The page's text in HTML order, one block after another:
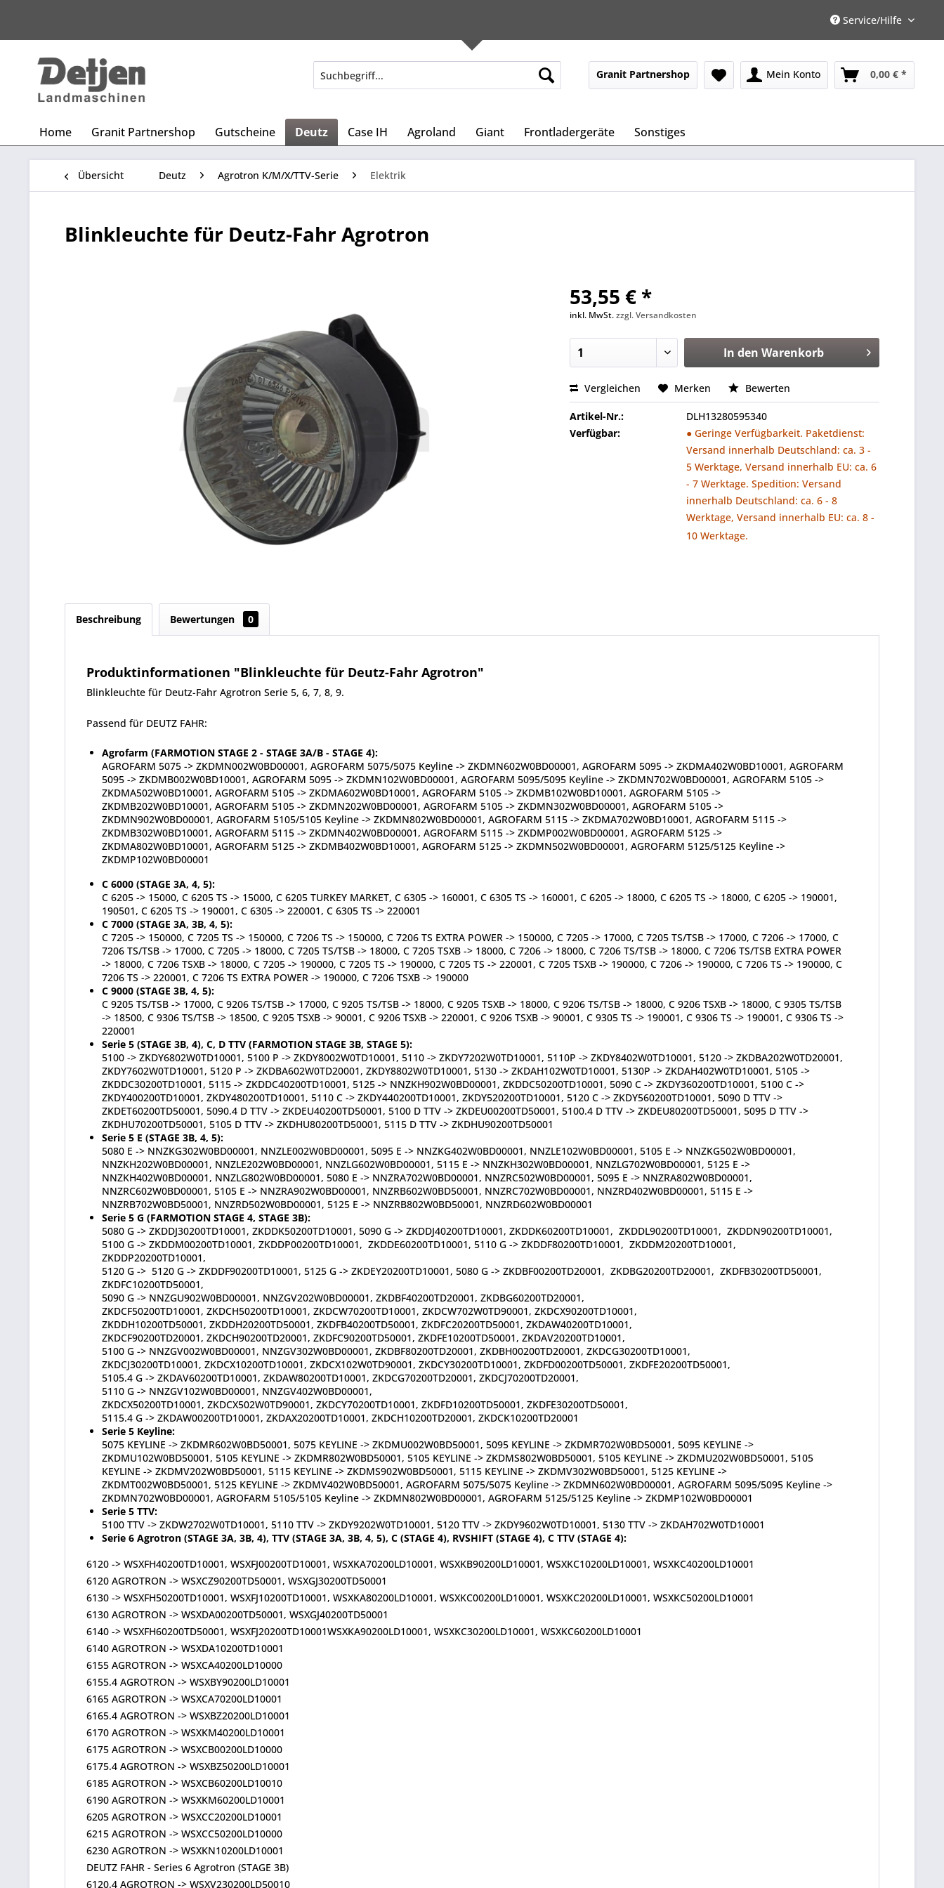
Service/Hilfe
Granit Partnershop Mein Konto 0,00 € *
Home Granit Partnershop Gutscheine Deutz Case IH Agroland Giant Frontladergeräte Sonstiges
Übersicht Deutz Agrotron K/M/X/TTV-Serie Elektrik
Blinkleuchte für Deutz-Fahr Agrotron
53,55 € *
inkl. MwSt.zzgl. Versandkosten
In den Warenkorb
Vergleichen Merken Bewerten
Artikel-Nr.:
DLH13280595340
Verfügbar:
● Geringe Verfügbarkeit. Paketdienst:
Versand innerhalb Deutschland: ca. 3 -
5 Werktage, Versand innerhalb EU: ca. 6
- 7 Werktage. Spedition: Versand
innerhalb Deutschland: ca. 6 - 8
Werktage, Versand innerhalb EU: ca. 8 -
10 Werktage.
Beschreibung Bewertungen 0
Produktinformationen "Blinkleuchte für Deutz-Fahr Agrotron"
Blinkleuchte für Deutz-Fahr Agrotron Serie 5, 6, 7, 8, 9.
Passend für DEUTZ FAHR:
Agrofarm (FARMOTION STAGE 2 - STAGE 3A/B - STAGE 4):
AGROFARM 5075 -> ZKDMN002W0BD00001, AGROFARM 5075/5075 Keyline -> ZKDMN602W0BD00001, AGROFARM 5095 -> ZKDMA402W0BD10001, AGROFARM
5095 -> ZKDMB002W0BD10001, AGROFARM 5095 -> ZKDMN102W0BD00001, AGROFARM 5095/5095 Keyline -> ZKDMN702W0BD00001, AGROFARM 5105 ->
ZKDMA502W0BD10001, AGROFARM 5105 -> ZKDMA602W0BD10001, AGROFARM 5105 -> ZKDMB102W0BD10001, AGROFARM 5105 ->
ZKDMB202W0BD10001, AGROFARM 5105 -> ZKDMN202W0BD00001, AGROFARM 5105 -> ZKDMN302W0BD00001, AGROFARM 5105 ->
ZKDMN902W0BD00001, AGROFARM 5105/5105 Keyline -> ZKDMN802W0BD00001, AGROFARM 5115 -> ZKDMA702W0BD10001, AGROFARM 5115 ->
ZKDMB302W0BD10001, AGROFARM 5115 -> ZKDMN402W0BD00001, AGROFARM 5115 -> ZKDMP002W0BD00001, AGROFARM 5125 ->
ZKDMA802W0BD10001, AGROFARM 5125 -> ZKDMB402W0BD10001, AGROFARM 5125 -> ZKDMN502W0BD00001, AGROFARM 5125/5125 Keyline ->
ZKDMP102W0BD00001
C 6000 (STAGE 3A, 4, 5):
C 6205 -> 15000, C 6205 TS -> 15000, C 6205 TURKEY MARKET, C 6305 -> 160001, C 6305 TS -> 160001, C 6205 -> 18000, C 6205 TS -> 18000, C 6205 -> 190001,
190501, C 6205 TS -> 190001, C 6305 -> 220001, C 6305 TS -> 220001
C 7000 (STAGE 3A, 3B, 4, 5):
C 7205 -> 150000, C 7205 TS -> 150000, C 7206 TS -> 150000, C 7206 TS EXTRA POWER -> 150000, C 7205 -> 17000, C 7205 TS/TSB -> 17000, C 7206 -> 17000, C
7206 TS/TSB -> 17000, C 7205 -> 18000, C 7205 TS/TSB -> 18000, C 7205 TSXB -> 18000, C 7206 -> 18000, C 7206 TS/TSB -> 18000, C 7206 TS/TSB EXTRA POWER
-> 18000, C 7206 TSXB -> 18000, C 7205 -> 190000, C 7205 TS -> 190000, C 7205 TS -> 220001, C 7205 TSXB -> 190000, C 7206 -> 190000, C 7206 TS -> 190000, C
7206 TS -> 220001, C 7206 TS EXTRA POWER -> 190000, C 7206 TSXB -> 190000
C 9000 (STAGE 3B, 4, 5):
C 9205 TS/TSB -> 17000, C 9206 TS/TSB -> 17000, C 9205 TS/TSB -> 18000, C 9205 TSXB -> 18000, C 9206 TS/TSB -> 18000, C 9206 TSXB -> 18000, C 9305 TS/TSB
-> 18500, C 9306 TS/TSB -> 18500, C 9205 TSXB -> 90001, C 9206 TSXB -> 220001, C 9206 TSXB -> 90001, C 9305 TS -> 190001, C 9306 TS -> 190001, C 9306 TS ->
220001
Serie 5 (STAGE 3B, 4), C, D TTV (FARMOTION STAGE 3B, STAGE 5):
5100 -> ZKDY6802W0TD10001, 5100 P -> ZKDY8002W0TD10001, 5110 -> ZKDY7202W0TD10001, 5110P -> ZKDY8402W0TD10001, 5120 -> ZKDBA202W0TD20001,
ZKDY7602W0TD10001, 5120 P -> ZKDBA602W0TD20001, ZKDY8802W0TD10001, 5130 -> ZKDAH102W0TD10001, 5130P -> ZKDAH402W0TD10001, 5105 ->
ZKDDC30200TD10001, 5115 -> ZKDDC40200TD10001, 5125 -> NNZKH902W0BD00001, ZKDDC50200TD10001, 5090 C -> ZKDY360200TD10001, 5100 C ->
ZKDY400200TD10001, ZKDY480200TD10001, 5110 C -> ZKDY440200TD10001, ZKDY520200TD10001, 5120 C -> ZKDY560200TD10001, 5090 D TTV ->
ZKDET60200TD50001, 5090.4 D TTV -> ZKDEU40200TD50001, 5100 D TTV -> ZKDEU00200TD50001, 5100.4 D TTV -> ZKDEU80200TD50001, 5095 D TTV ->
ZKDHU70200TD50001, 5105 D TTV -> ZKDHU80200TD50001, 5115 D TTV -> ZKDHU90200TD50001
Serie 5 E (STAGE 3B, 4, 5):
5080 E -> NNZKG302W0BD00001, NNZLE002W0BD00001, 5095 E -> NNZKG402W0BD00001, NNZLE102W0BD00001, 5105 E -> NNZKG502W0BD00001,
NNZKH202W0BD00001, NNZLE202W0BD00001, NNZLG602W0BD00001, 5115 E -> NNZKH302W0BD00001, NNZLG702W0BD00001, 5125 E ->
NNZKH402W0BD00001, NNZLG802W0BD00001, 5080 E -> NNZRA702W0BD00001, NNZRC502W0BD00001, 5095 E -> NNZRA802W0BD00001,
NNZRC602W0BD00001, 5105 E -> NNZRA902W0BD00001, NNZRB602W0BD50001, NNZRC702W0BD00001, NNZRD402W0BD00001, 5115 E ->
NNZRB702W0BD50001, NNZRD502W0BD00001, 5125 E -> NNZRB802W0BD50001, NNZRD602W0BD00001
Serie 5 G (FARMOTION STAGE 4, STAGE 3B):
5080 G -> ZKDDJ30200TD10001, ZKDDK50200TD10001, 5090 G -> ZKDDJ40200TD10001, ZKDDK60200TD10001, ZKDDL90200TD10001, ZKDDN90200TD10001,
5100 G -> ZKDDM00200TD10001, ZKDDP00200TD10001, ZKDDE60200TD10001, 5110 G -> ZKDDF80200TD10001, ZKDDM20200TD10001,
ZKDDP20200TD10001,
5120 G -> 5120 G -> ZKDDF90200TD10001, 5125 G -> ZKDEY20200TD10001, 5080 G -> ZKDBF00200TD20001, ZKDBG20200TD20001, ZKDFB30200TD50001,
ZKDFC10200TD50001,
5090 G -> NNZGU902W0BD00001, NNZGV202W0BD00001, ZKDBF40200TD20001, ZKDBG60200TD20001,
ZKDCF50200TD10001, ZKDCH50200TD10001, ZKDCW70200TD10001, ZKDCW702W0TD90001, ZKDCX90200TD10001,
ZKDDH10200TD50001, ZKDDH20200TD50001, ZKDFB40200TD50001, ZKDFC20200TD50001, ZKDAW40200TD10001,
ZKDCF90200TD20001, ZKDCH90200TD20001, ZKDFC90200TD50001, ZKDFE10200TD50001, ZKDAV20200TD10001,
5100 G -> NNZGV002W0BD00001, NNZGV302W0BD00001, ZKDBF80200TD20001, ZKDBH00200TD20001, ZKDCG30200TD10001,
ZKDCJ30200TD10001, ZKDCX10200TD10001, ZKDCX102W0TD90001, ZKDCY30200TD10001, ZKDFD00200TD50001, ZKDFE20200TD50001,
5105.4 G -> ZKDAV60200TD10001, ZKDAW80200TD10001, ZKDCG70200TD20001, ZKDCJ70200TD20001,
5110 G -> NNZGV102W0BD00001, NNZGV402W0BD00001,
ZKDCX50200TD10001, ZKDCX502W0TD90001, ZKDCY70200TD10001, ZKDFD10200TD50001, ZKDFE30200TD50001,
5115.4 G -> ZKDAW00200TD10001, ZKDAX20200TD10001, ZKDCH10200TD20001, ZKDCK10200TD20001
Serie 5 Keyline:
5075 KEYLINE -> ZKDMR602W0BD50001, 5075 KEYLINE -> ZKDMU002W0BD50001, 5095 KEYLINE -> ZKDMR702W0BD50001, 5095 KEYLINE ->
ZKDMU102W0BD50001, 5105 KEYLINE -> ZKDMR802W0BD50001, 5105 KEYLINE -> ZKDMS802W0BD50001, 5105 KEYLINE -> ZKDMU202W0BD50001, 5105
KEYLINE -> ZKDMV202W0BD50001, 5115 KEYLINE -> ZKDMS902W0BD50001, 5115 KEYLINE -> ZKDMV302W0BD50001, 5125 KEYLINE ->
ZKDMT002W0BD50001, 5125 KEYLINE -> ZKDMV402W0BD50001, AGROFARM 5075/5075 Keyline -> ZKDMN602W0BD00001, AGROFARM 5095/5095 Keyline ->
ZKDMN702W0BD00001, AGROFARM 5105/5105 Keyline -> ZKDMN802W0BD00001, AGROFARM 5125/5125 Keyline -> ZKDMP102W0BD00001
Serie 5 TTV:
5100 TTV -> ZKDW2702W0TD10001, 5110 TTV -> ZKDY9202W0TD10001, 5120 TTV -> ZKDY9602W0TD10001, 5130 TTV -> ZKDAH702W0TD10001
Serie 6 Agrotron (STAGE 3A, 3B, 4), TTV (STAGE 3A, 3B, 4, 5), C (STAGE 4), RVSHIFT (STAGE 4), C TTV (STAGE 4):
6120 -> WSXFH40200TD10001, WSXFJ00200TD10001, WSXKA70200LD10001, WSXKB90200LD10001, WSXKC10200LD10001, WSXKC40200LD10001
6120 AGROTRON -> WSXCZ90200TD50001, WSXGJ30200TD50001
6130 -> WSXFH50200TD10001, WSXFJ10200TD10001, WSXKA80200LD10001, WSXKC00200LD10001, WSXKC20200LD10001, WSXKC50200LD10001
6130 AGROTRON -> WSXDA00200TD50001, WSXGJ40200TD50001
6140 -> WSXFH60200TD50001, WSXFJ20200TD10001WSXKA90200LD10001, WSXKC30200LD10001, WSXKC60200LD10001
6140 AGROTRON -> WSXDA10200TD10001
6155 AGROTRON -> WSXCA40200LD10000
6155.4 AGROTRON -> WSXBY90200LD10001
6165 AGROTRON -> WSXCA70200LD10001
6165.4 AGROTRON -> WSXBZ20200LD10001
6170 AGROTRON -> WSXKM40200LD10001
6175 AGROTRON -> WSXCB00200LD10000
6175.4 AGROTRON -> WSXBZ50200LD10001
6185 AGROTRON -> WSXCB60200LD10010
6190 AGROTRON -> WSXKM60200LD10001
6205 AGROTRON -> WSXCC20200LD10001
6215 AGROTRON -> WSXCC50200LD10000
6230 AGROTRON -> WSXKN10200LD10001
DEUTZ FAHR - Series 6 Agrotron (STAGE 3B)
6120.4 AGROTRON -> WSXV230200LD50010